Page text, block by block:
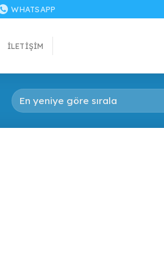
WHATSAPP
İLETIŞIM